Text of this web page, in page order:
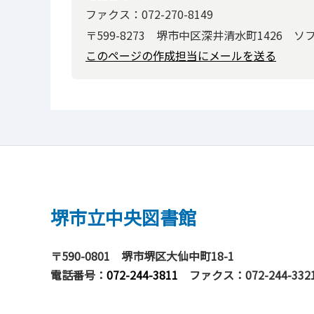
ファクス：072-270-8149
〒599-8273 堺市中区深井清水町1426 ソ
このページの作成担当にメールを送る
堺市立中央図書館
〒590-0801
堺市堺区大仙中町18-1
電話番号： 072-244-3811 ファクス：072-244-